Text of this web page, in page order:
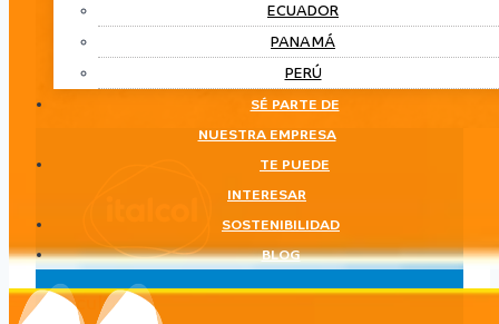
ECUADOR
PANAMÁ
PERÚ
SÉ PARTE DE
NUESTRA EMPRESA
TE PUEDE
INTERESAR
SOSTENIBILIDAD
BLOG
Acuicultura